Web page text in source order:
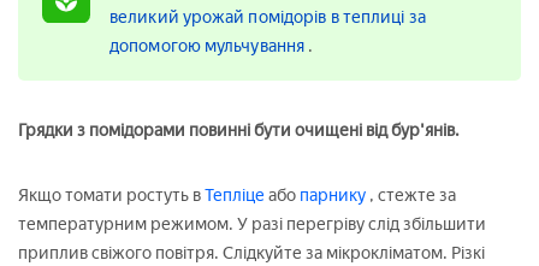
великий урожай помідорів в теплиці за
допомогою мульчування .
Грядки з помідорами повинні бути очищені від бур'янів.
Якщо томати ростуть вТепліце або парнику , стежте за
температурним режимом. У разі перегріву слід збільшити
приплив свіжого повітря. Слідкуйте за мікрокліматом. Різкі